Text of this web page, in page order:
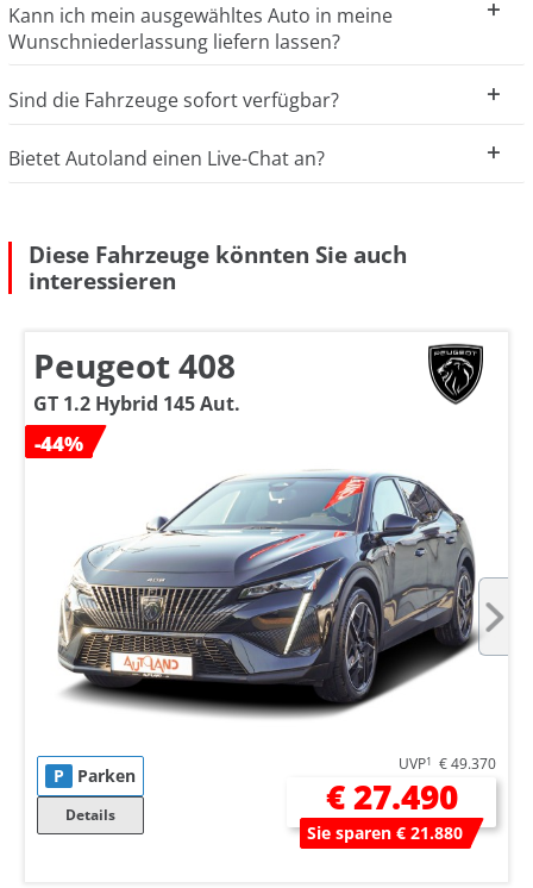
Kann ich mein ausgewähltes Auto in meine
Wunschniederlassung liefern lassen?
Sind die Fahrzeuge sofort verfügbar?
Bietet Autoland einen Live-Chat an?
Diese Fahrzeuge könnten Sie auch
interessieren
Peugeot 408
GT 1.2 Hybrid 145 Aut.
-44%
P Parken
Details
UVP1 € 49.370
€ 27.490
Sie sparen € 21.880